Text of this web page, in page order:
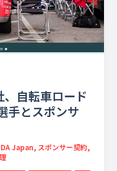
自転車ロード
手とスポンサ
Japan, スポンサー契約,